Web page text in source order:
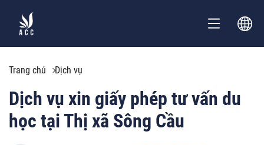
Trang chủ Dịch vụ
Dịch vụ xin giấy phép tư vấn du
học tại Thị xã Sông Cầu